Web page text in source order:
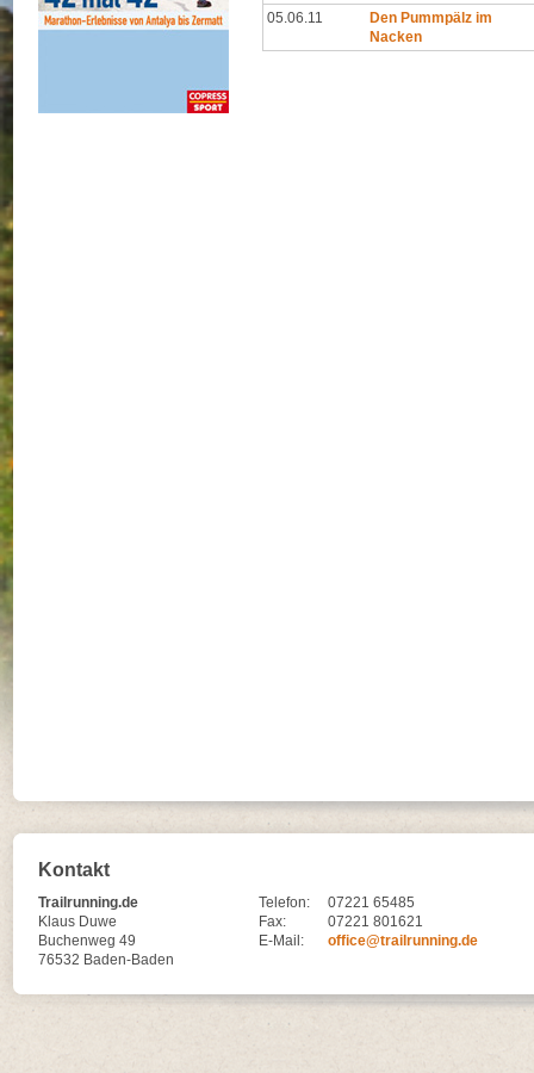
05.06.11
Den Pummpälz im
Nacken
Kontakt
Trailrunning.de
Klaus Duwe
Buchenweg 49
76532 Baden-Baden
Telefon:
07221 65485
Fax:
07221 801621
E-Mail:
office@trailrunning.de